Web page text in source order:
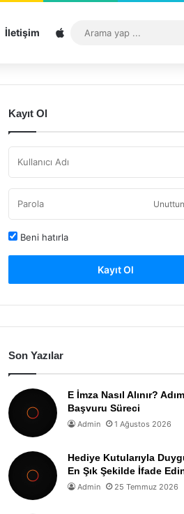
İletişim Sitemap
Kayıt Ol
Beni hatırla
Kayıt Ol
Son Yazılar
E İmza Nasıl Alınır?
Başvuru Süreci
Admin 1 Ağustos 2026
Hediye Kutularıyla
En Şık Şekilde İfade
Admin 25 Temmuz 2026